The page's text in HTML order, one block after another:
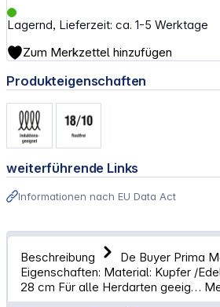
Lagernd, Lieferzeit: ca. 1-5 Werktage
Zum Merkzettel hinzufügen
Produkteigenschaften
weiterführende Links
Informationen nach EU Data Act
Beschreibung
De Buyer Prima
Eigenschaften: Material: Kupfer /
28 cm Für alle Herdarten geeig…